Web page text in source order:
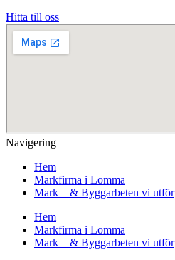
Hitta till oss
Navigering
Hem
Markfirma i Lomma
Mark – & Byggarbeten vi utför
Hem
Markfirma i Lomma
Mark – & Byggarbeten vi utför